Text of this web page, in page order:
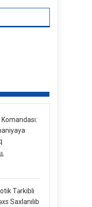
Tərkibli
Saxlanılıb